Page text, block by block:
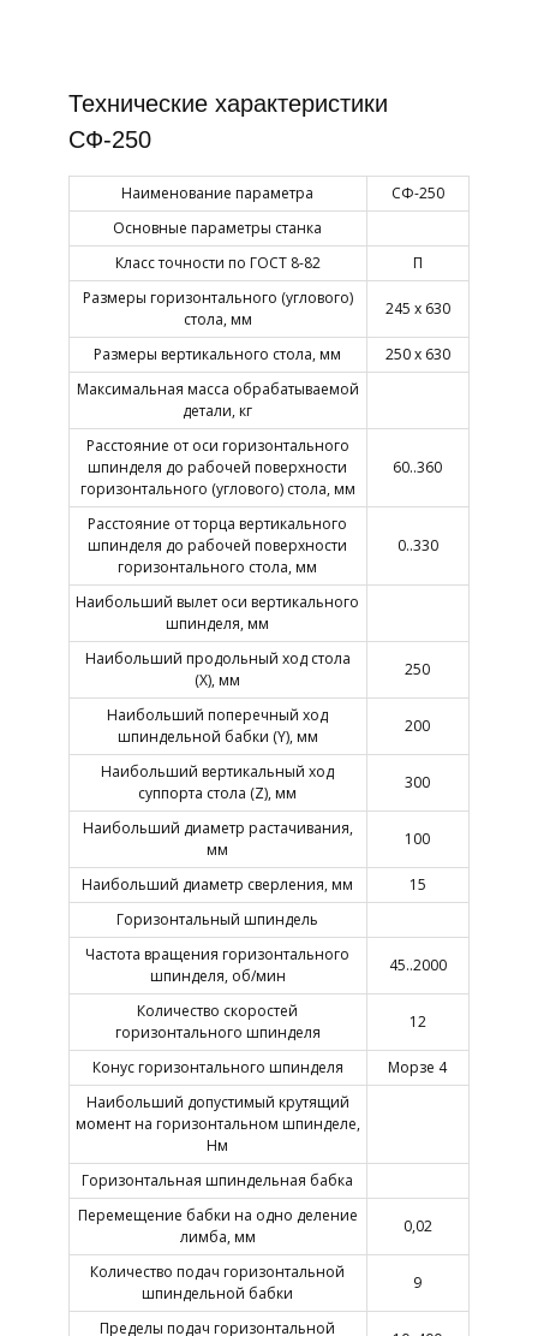
Технические характеристики
СФ-250
Наименование параметра
СФ-250
Основные параметры станка
Класс точности по ГОСТ 8-82
П
Размеры горизонтального (углового)
стола, мм
245 х 630
Размеры вертикального стола, мм
250 х 630
Максимальная масса обрабатываемой
детали, кг
Расстояние от оси горизонтального
шпинделя до рабочей поверхности
горизонтального (углового) стола, мм
60..360
Расстояние от торца вертикального
шпинделя до рабочей поверхности
горизонтального стола, мм
0..330
Наибольший вылет оси вертикального
шпинделя, мм
Наибольший продольный ход стола
(X), мм
250
Наибольший поперечный ход
шпиндельной бабки (Y), мм
200
Наибольший вертикальный ход
суппорта стола (Z), мм
300
Наибольший диаметр растачивания,
мм
100
Наибольший диаметр сверления, мм
15
Горизонтальный шпиндель
Частота вращения горизонтального
шпинделя, об/мин
45..2000
Количество скоростей
горизонтального шпинделя
12
Конус горизонтального шпинделя
Морзе 4
Наибольший допустимый крутящий
момент на горизонтальном шпинделе,
Нм
Горизонтальная шпиндельная бабка
Перемещение бабки на одно деление
лимба, мм
0,02
Количество подач горизонтальной
шпиндельной бабки
9
Пределы подач горизонтальной